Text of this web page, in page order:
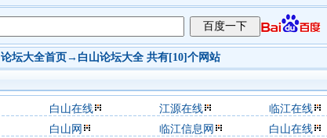
论坛大全首页→ 白山论坛大全 共有[10]个网站
白山在线 江源在线 临江在线
白山网 临江信息网 白山在线